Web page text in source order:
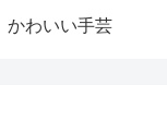
かわいい手芸